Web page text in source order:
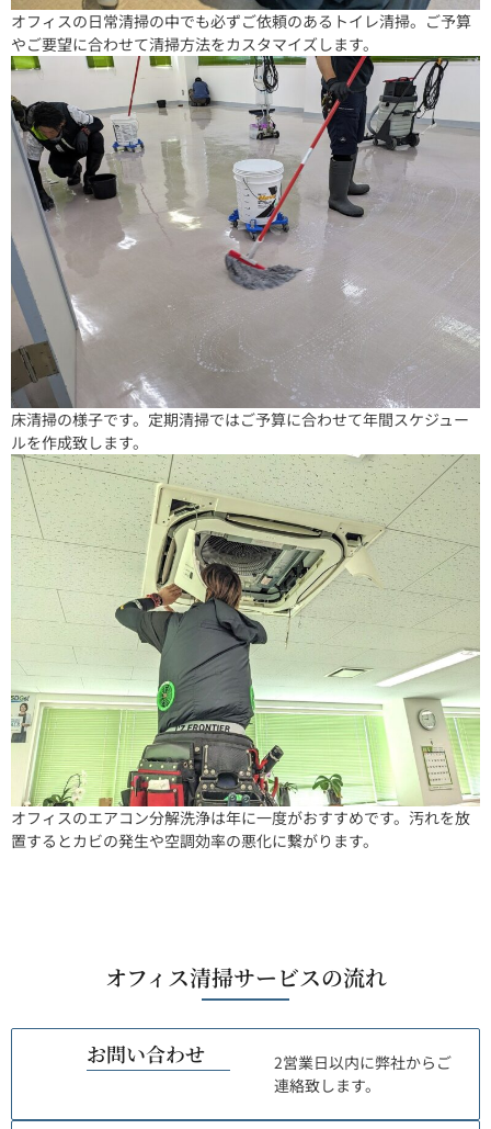
オフィスの日常清掃の中でも必ずご依頼のあるトイレ清掃。ご予算
やご要望に合わせて清掃方法をカスタマイズします。
床清掃の様子です。定期清掃ではご予算に合わせて年間スケジュー
ルを作成致します。
オフィスのエアコン分解洗浄は年に一度がおすすめです。汚れを放
置するとカビの発生や空調効率の悪化に繋がります。
オフィス清掃サービスの流れ
お問い合わせ
2営業日以内に弊社からご
連絡致します。